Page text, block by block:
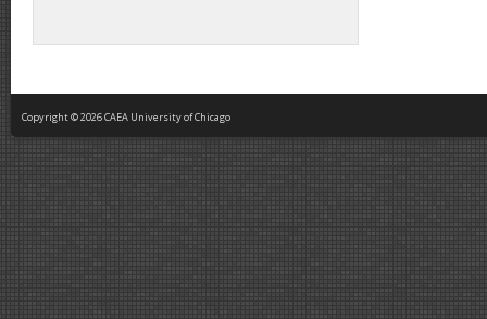
Copyright © 2026 CAEA University of Chicago